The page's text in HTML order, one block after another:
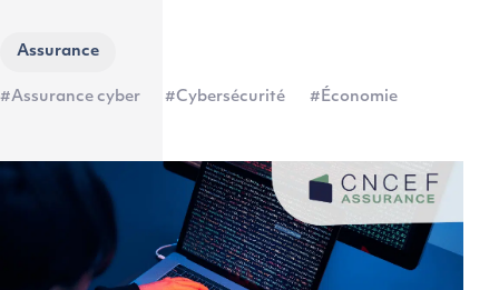
Assurance
#Assurance cyber #Cybersécurité #Économie